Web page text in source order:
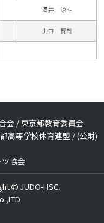
酒井 涼斗
山口 賢哉
会 / 東京都教育委員会
高等学校体育連盟 / (公財)
協会
JUDO-HSC.